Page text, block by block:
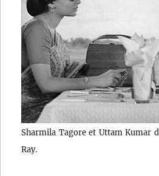
Sharmila Tagore et Uttam Kumar
Ray.